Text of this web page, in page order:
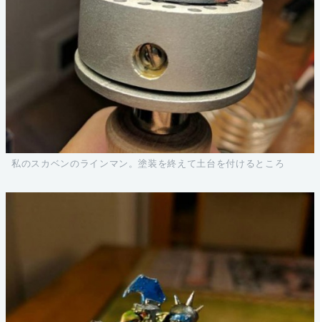
私のスカベンのラインマン。塗装を終えて土台を付けるところ